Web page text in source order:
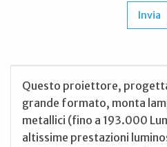
Questo proiettore,
grande formato, monta
metallici (fino a 193.000
altissime prestazioni